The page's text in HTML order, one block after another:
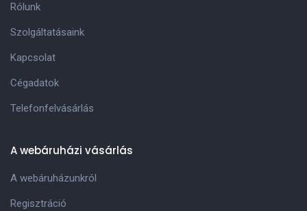
Rólunk
Szolgáltatásaink
Kapcsolat
Cégadatok
Telefonfelvásárlás
A webáruházi vásárlás
A webáruházunkról
Regisztráció